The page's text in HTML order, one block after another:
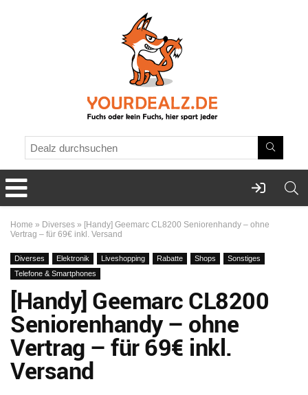
Home » Diverses » [Handy] Geemarc CL8200 Seniorenhandy – ohne
Vertrag – für 69€ inkl. Versand
Diverses Elektronik Liveshopping Rabatte Shops
Sonstiges
Telefone & Smartphones
[Handy] Geemarc CL8200
Seniorenhandy – ohne
Vertrag – für 69€ inkl.
Versand